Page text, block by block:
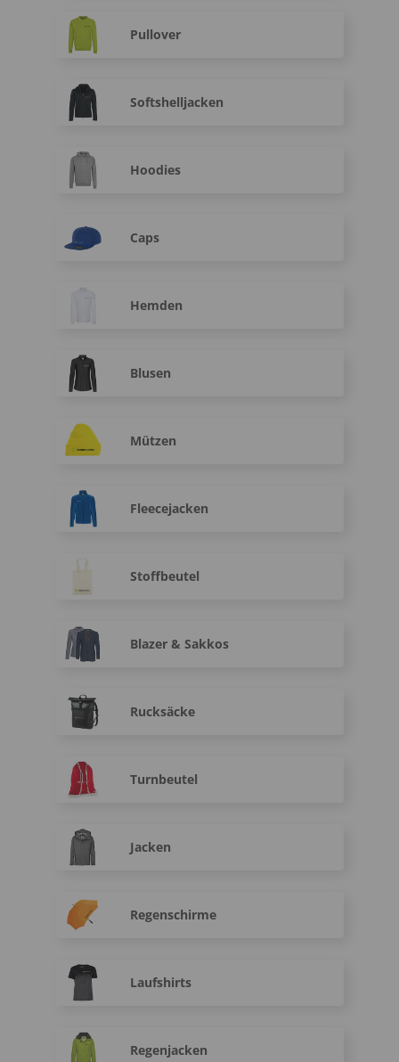
Pullover
Softshelljacken
Hoodies
Caps
Hemden
Blusen
Mützen
Fleecejacken
Stoffbeutel
Blazer & Sakkos
Rucksäcke
Turnbeutel
Jacken
Regenschirme
Laufshirts
Regenjacken